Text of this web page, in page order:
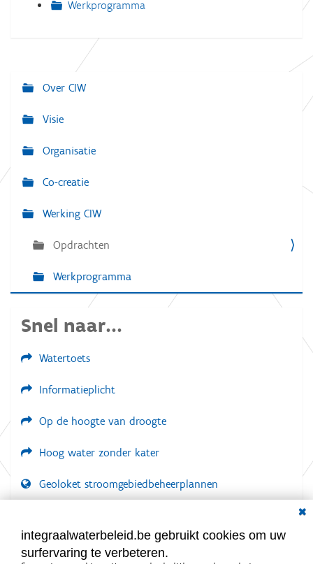
Werkprogramma
N
a
i
g
t
Over CIW
Visie
Organisatie
Co-creatie
Werking CIW
Opdrachten
Werkprogramma
Snel naar...
Watertoets
Informatieplicht
Op de hoogte van droogte
Hoog water zonder kater
Geoloket stroomgebiedbeheerplannen
LOGIN VEREIST
integraalwaterbeleid.be gebruikt cookies om uw
surfervaring te verbeteren.